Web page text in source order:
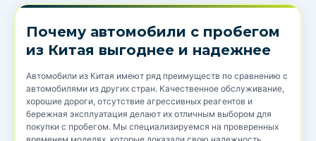
Почему автомобили с пробегом
из Китая выгоднее и надежнее
Автомобили из Китая имеют ряд преимуществ по сравнению с
автомобилями из других стран. Качественное обслуживание,
хорошие дороги, отсутствие агрессивных реагентов и
бережная эксплуатация делают их отличным выбором для
покупки с пробегом. Мы специализируемся на проверенных